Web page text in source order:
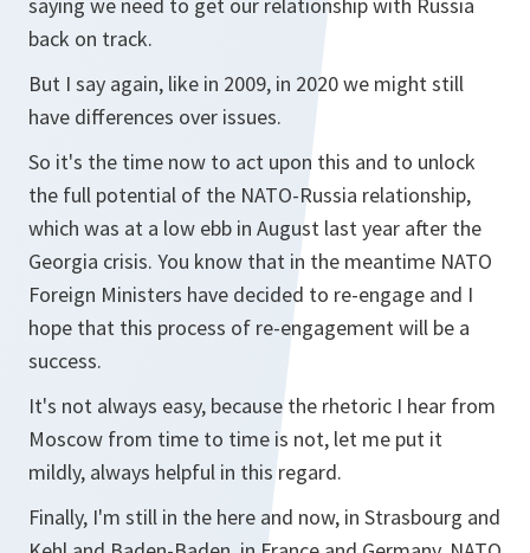
saying we need to get our relationship with Russia
back on track.
But I say again, like in 2009, in 2020 we might still
have differences over issues.
So it's the time now to act upon this and to unlock
the full potential of the NATO-Russia relationship,
which was at a low ebb in August last year after the
Georgia crisis. You know that in the meantime NATO
Foreign Ministers have decided to re-engage and I
hope that this process of re-engagement will be a
success.
It's not always easy, because the rhetoric I hear from
Moscow from time to time is not, let me put it
mildly, always helpful in this regard.
Finally, I'm still in the here and now, in Strasbourg and